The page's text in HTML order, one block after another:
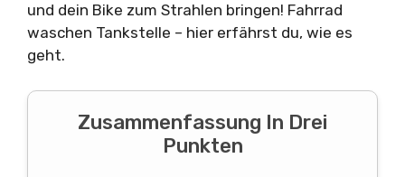
und dein Bike zum Strahlen bringen! Fahrrad
waschen Tankstelle – hier erfährst du, wie es
geht.
Zusammenfassung In Drei
Punkten